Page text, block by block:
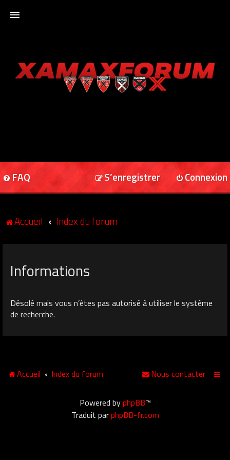
XAMAXFORUM
FAQ Connexion
S’enregistrer
Accueil Index du forum
Informations
Désolé mais vous n’êtes pas autorisé à utiliser le système
de recherche.
Accueil Index du forum Nous contacter
Powered byphpBB™
Traduit parphpBB-fr.com